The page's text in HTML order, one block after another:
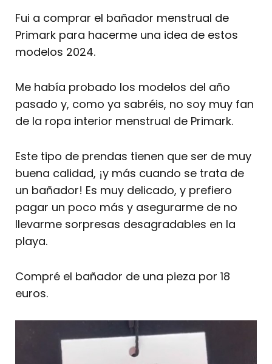
Fui a comprar el bañador menstrual de
Primark para hacerme una idea de estos
modelos 2024.
Me había probado los modelos del año
pasado y, como ya sabréis, no soy muy fan
de la ropa interior menstrual de Primark.
Este tipo de prendas tienen que ser de muy
buena calidad, ¡y más cuando se trata de
un bañador! Es muy delicado, y prefiero
pagar un poco más y asegurarme de no
llevarme sorpresas desagradables en la
playa.
Compré el bañador de una pieza por 18
euros.